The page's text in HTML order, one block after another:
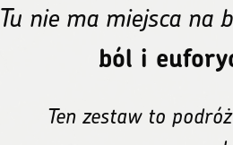
Tu nie ma miejsca na
ból i
Ten zestaw to